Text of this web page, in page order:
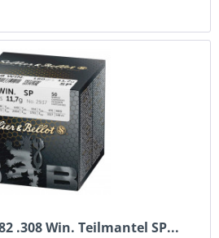
.308 Win. Teilmantel SP...